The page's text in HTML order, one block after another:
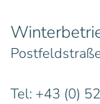
Tel: +43 (0)